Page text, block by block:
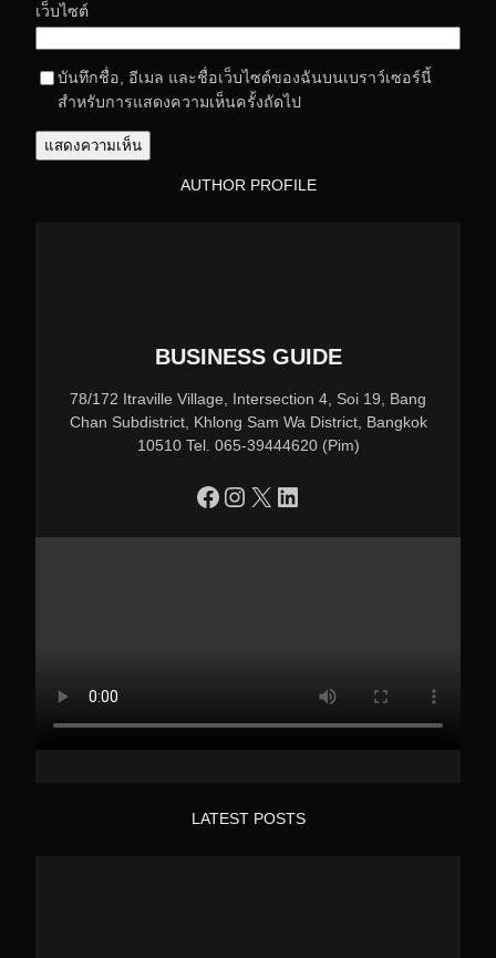
เว็บไซต์
บันทึกชื่อ, อีเมล และชื่อเว็บไซต์ของฉันบนเบราว์เซอร์นี้
สำหรับการแสดงความเห็นครั้งถัดไป
AUTHOR PROFILE
BUSINESS GUIDE
78/172 Itraville Village, Intersection 4, Soi 19, Bang
Chan Subdistrict, Khlong Sam Wa District, Bangkok
10510 Tel. 065-39444620 (Pim)
https://www.facebook.com/profile.php?id=100090086432719 Instagram X LinkedIn
LATEST POSTS